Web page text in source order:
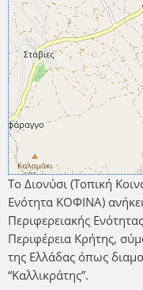
Το Διονύσι (Τοπική
Ενότητα ΚΟΦΙΝΑ)
Περιφερειακής
Περιφέρεια Κρήτης,
της Ελλάδας όπως
“Καλλικράτης”.